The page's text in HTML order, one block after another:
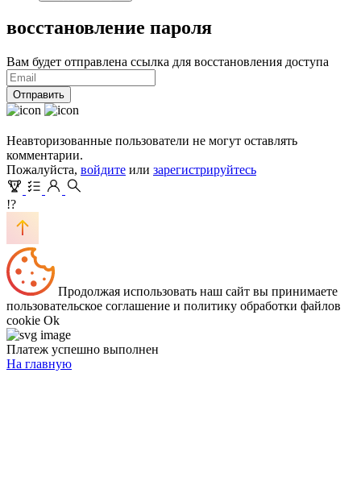
восстановление пароля
Вам будет отправлена ссылка для восстановления доступа
Отправить
Неавторизованные пользователи не могут оставлять
комментарии.
Пожалуйста, войдите или зарегистрируйтесь
!?
Продолжая использовать наш сайт вы принимаете
пользовательское соглашение и политику обработки файлов
cookie Ok
Платеж успешно выполнен
На главную